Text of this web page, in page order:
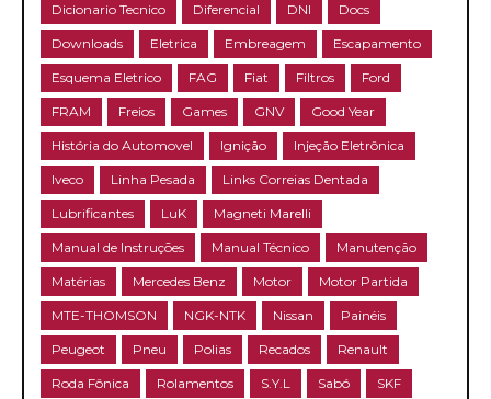
Dicionario Tecnico Diferencial DNI Docs
Downloads Eletrica Embreagem Escapamento
Esquema Eletrico FAG Fiat Filtros Ford
FRAM Freios Games GNV Good Year
História do Automovel Ignição Injeção Eletrônica
Iveco Linha Pesada Links Correias Dentada
Lubrificantes LuK Magneti Marelli
Manual de Instruções Manual Técnico Manutenção
Matérias Mercedes Benz Motor Motor Partida
MTE-THOMSON NGK-NTK Nissan Painéis
Peugeot Pneu Polias Recados Renault
Roda Fônica Rolamentos S.Y.L Sabó SKF